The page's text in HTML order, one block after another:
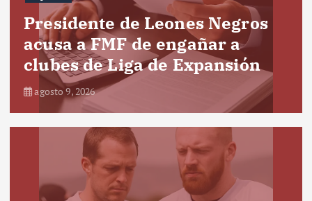
Presidente de Leones Negros
acusa a FMF de engañar a
clubes de Liga de Expansión
agosto 9, 2026